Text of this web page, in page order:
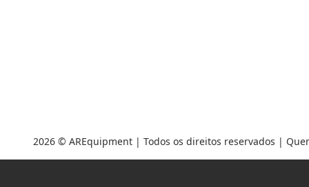
2026 © AREquipment | Todos os direitos reservados |